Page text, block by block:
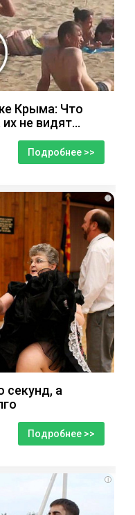
Крыма: Что
не видят...
Подробнее >>
i
секунд, а
Подробнее >>
i